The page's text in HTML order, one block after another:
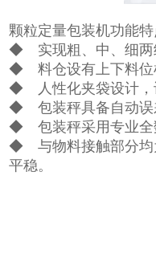
颗粒定量包装机功能
◆ 实现粗、中、细两
◆ 料仓设有上下料位
◆ 人性化夹袋设计，
◆ 包装秤具备自动误
◆ 包装秤采用专业全
◆ 与物料接触部分均
平稳。